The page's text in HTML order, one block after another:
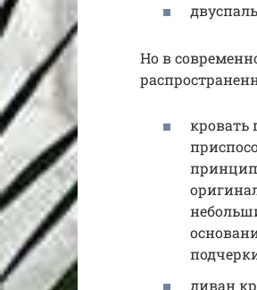
Но в
кровать
принцип
диван